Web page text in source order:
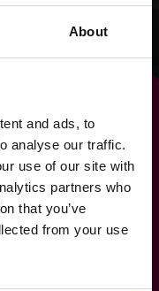
About
and ads, to
analyse our traffic.
use of our site with
partners who
that you’ve
from your use
net zo
als je